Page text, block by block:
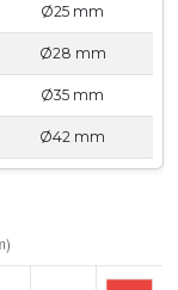
Ø25 mm
Ø28 mm
Ø35 mm
Ø42 mm